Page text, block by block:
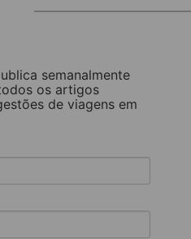
semanalmente
os artigos
de viagens em